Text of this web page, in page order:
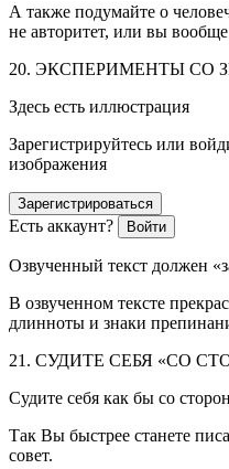
А также подумайте о
не авторитет, или вы
20. ЭКСПЕРИМЕНТЫ СО
Здесь есть иллюстрация
Зарегистрируйтесь или
изображения
Зарегистрироваться
Есть аккаунт? Войти
Озвученный текст должен
В озвученном тексте
длинноты и знаки
21. СУДИТЕ СЕБЯ «СО
Судите себя как бы со
Так Вы быстрее станете
совет.